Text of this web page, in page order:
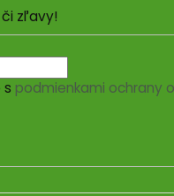
zľavy!
s podmienkami ochrany